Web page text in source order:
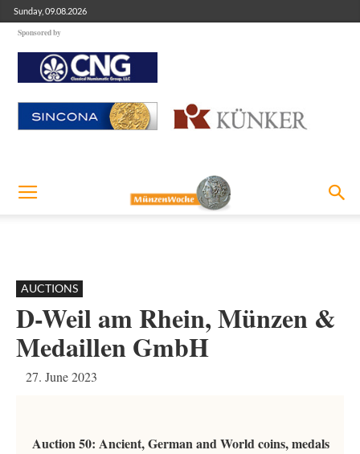
Sunday, 09.08.2026
Sponsored by
AUCTIONS
D-Weil am Rhein, Münzen &
Medaillen GmbH
27. June 2023
Auction 50: Ancient, German and World coins, medals